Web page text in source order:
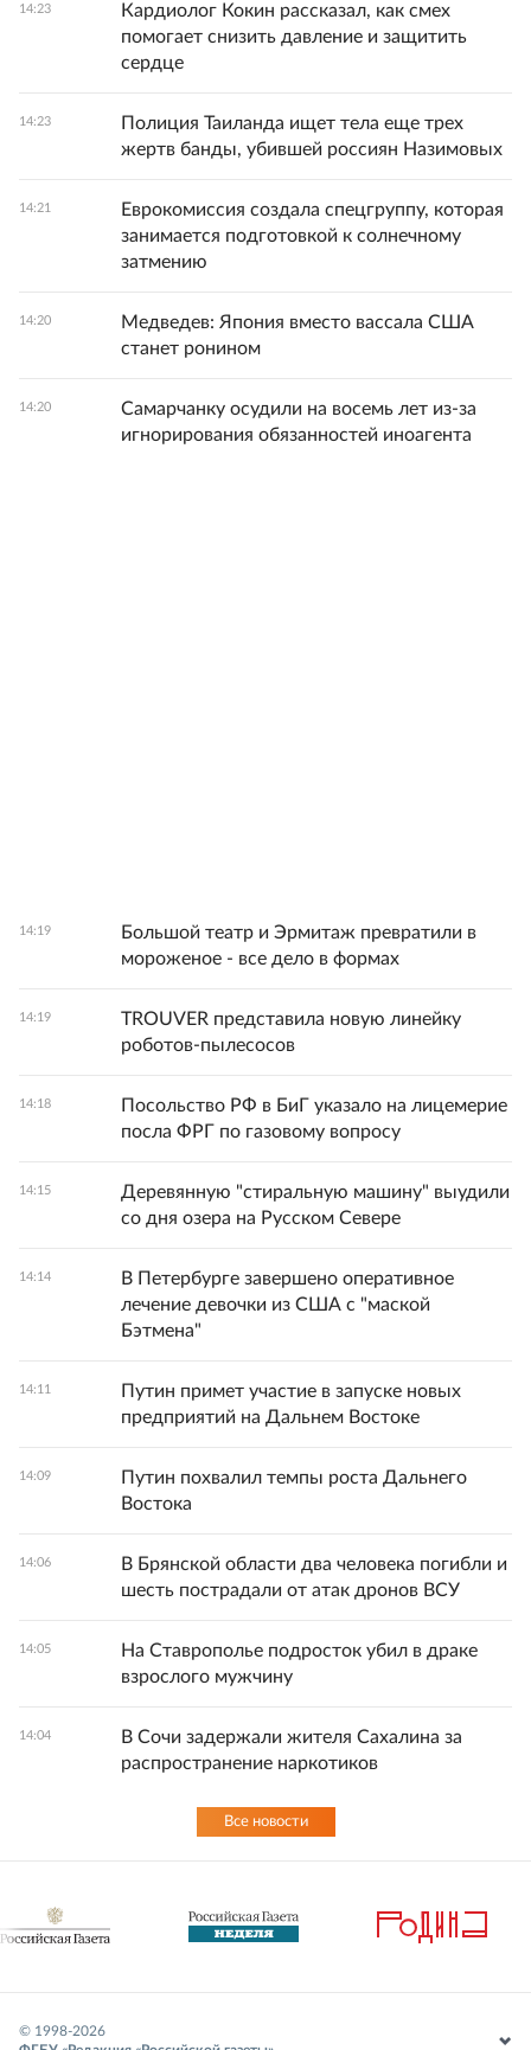
14:23
Кардиолог Кокин рассказал, как смех
помогает снизить давление и защитить
сердце
14:23
Полиция Таиланда ищет тела еще трех
жертв банды, убившей россиян Назимовых
14:21
Еврокомиссия создала спецгруппу, которая
занимается подготовкой к солнечному
затмению
14:20
Медведев: Япония вместо вассала США
станет ронином
14:20
Самарчанку осудили на восемь лет из-за
игнорирования обязанностей иноагента
14:19
Большой театр и Эрмитаж превратили в
мороженое - все дело в формах
14:19
TROUVER представила новую линейку
роботов-пылесосов
14:18
Посольство РФ в БиГ указало на лицемерие
посла ФРГ по газовому вопросу
14:15
Деревянную "стиральную машину" выудили
со дня озера на Русском Севере
14:14
В Петербурге завершено оперативное
лечение девочки из США с "маской
Бэтмена"
14:11
Путин примет участие в запуске новых
предприятий на Дальнем Востоке
14:09
Путин похвалил темпы роста Дальнего
Востока
14:06
В Брянской области два человека погибли и
шесть пострадали от атак дронов ВСУ
14:05
На Ставрополье подросток убил в драке
взрослого мужчину
14:04
В Сочи задержали жителя Сахалина за
распространение наркотиков
Все новости
© 1998-2026